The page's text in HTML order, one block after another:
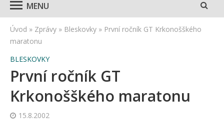
MENU
Úvod » Zprávy » Bleskovky » První ročník GT Krkonošškého
maratonu
BLESKOVKY
První ročník GT
Krkonošškého maratonu
15.8.2002